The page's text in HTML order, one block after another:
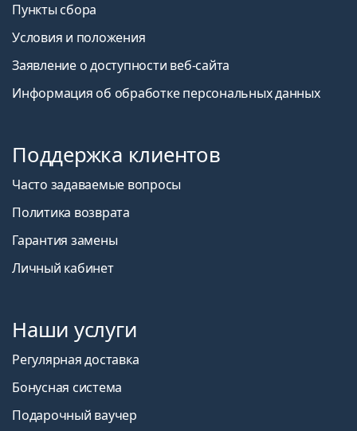
Пункты сбора
Условия и положения
Заявление о доступности веб-сайта
Информация об обработке персональных данных
Поддержка клиентов
Часто задаваемые вопросы
Политика возврата
Гарантия замены
Личный кабинет
Наши услуги
Регулярная доставка
Бонусная система
Подарочный ваучер